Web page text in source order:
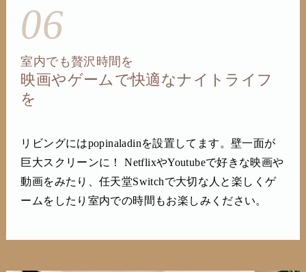
06
室内でも贅沢時間を
映画やゲームで快適なナイトライフ
を
リビングにはpopinaladinを設置してます。壁一面が
巨大スクリーンに！ NetflixやYoutubeで好きな映画や
動画をみたり、任天堂Switchで大切な人と楽しくゲ
ームをしたり室内での時間もお楽しみください。